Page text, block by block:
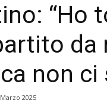
“Ho
da
non
2025